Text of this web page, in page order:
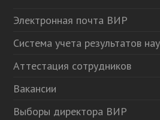
Электронная почта ВИР
Система учета результатов
Аттестация сотрудников
Вакансии
Выборы директора ВИР